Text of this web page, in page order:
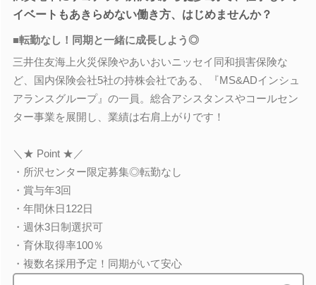
イベートもあきらめない働き方、はじめませんか？
■転勤なし！同期と一緒に成長しよう◎
三井住友海上火災保険やあいおいニッセイ同和損害保険な
ど、国内保険会社5社の持株会社である、『MS&ADインシュ
アランスグループ』の一員。総合アシスタンスやコールセン
ター事業を展開し、業績は右肩上がりです！
＼★ Point ★／
・所沢センター限定募集◎転勤なし
・賞与年3回
・年間休日122日
・週休3日制選択可
・育休取得率100％
・複数名採用予定！同期がいて安心